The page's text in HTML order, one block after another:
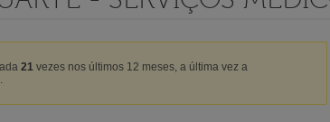
21 vezes nos últimos 12 meses, a última vez a